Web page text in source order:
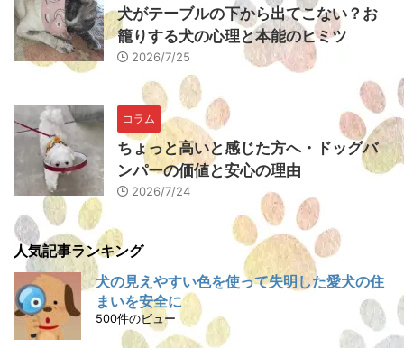
犬がテーブルの下から出てこない？お
籠りする犬の心理と本能のヒミツ
2026/7/25
コラム
ちょっと高いと感じた方へ・ドッグバ
ンパーの価値と安心の理由
2026/7/24
人気記事ランキング
犬の見えやすい色を使って失明した愛犬の住
まいを安全に
500件のビュー